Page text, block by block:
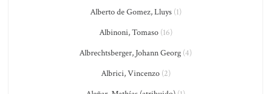
Alberto de Gomez, Lluys(1)
Albinoni, Tomaso(16)
Albrechtsberger, Johann Georg (4)
Albrici, Vincenzo(2)